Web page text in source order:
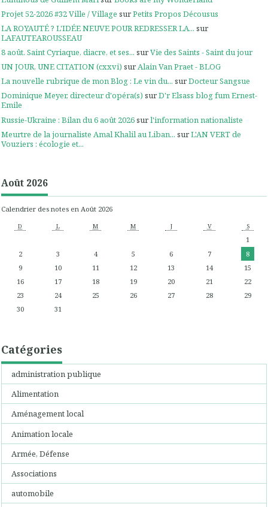
Projet 52-2026 #32 Ville / Village surPetits Propos Décousus
LA ROYAUTÉ ? L'IDÉE NEUVE POUR REDRESSER LA... sur
LAFAUTEAROUSSEAU
8 août. Saint Cyriaque, diacre, et ses... surVie des Saints - Saint du jour
UN JOUR, UNE CITATION (cxxvi) surAlain Van Praet - BLOG
La nouvelle rubrique de mon Blog : Le vin du... surDocteur Sangsue
Dominique Meyer, directeur d'opéra(s) surD'r Elsass blog fum Ernest-
Emile
Russie-Ukraine : Bilan du 6 août 2026surl'information nationaliste
Meurtre de la journaliste Amal Khalil au Liban... surL'AN VERT de
Vouziers : écologie et...
Août 2026
Calendrier des notes en Août 2026
D L M M J V S
1
2
3 4 5 6 7
8
9
10 11 12 13 14
15
16
17 18 19 20 21
22
23
24 25 26 27 28
29
30
31
Catégories
administration publique
Alimentation
Aménagement local
Animation locale
Armée, Défense
Associations
automobile